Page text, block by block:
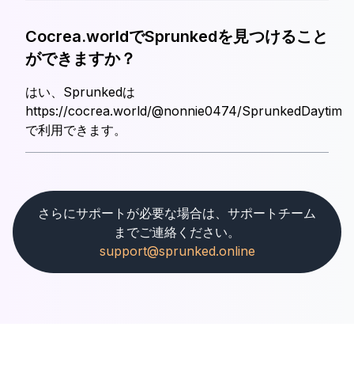
Cocrea.worldでSprunkedを見つけること
ができますか？
はい、Sprunkedは
https://cocrea.world/@nonnie0474/
で利用できます。
さらにサポートが必要な場合は、サポートチーム
までご連絡ください。
support@sprunked.online